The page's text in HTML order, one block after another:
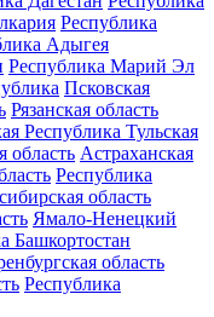
Республика
Адыгея
Республика Марий Эл
Псковская
Рязанская область
Республика Тульская
область Астраханская
Республика
область
Ямало-Ненецкий
Башкортостан
область
Республика